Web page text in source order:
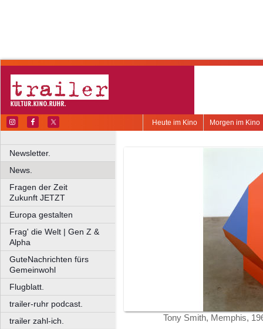
Morgen im Kino
Heute im Kino
Newsletter.
News.
Fragen der Zeit
Zukunft JETZT
Europa gestalten
Frag' die Welt | Gen Z &
Alpha
GuteNachrichten fürs
Gemeinwohl
Flugblatt.
trailer-ruhr podcast.
trailer zahl-ich.
Tony Smith, Memphis,